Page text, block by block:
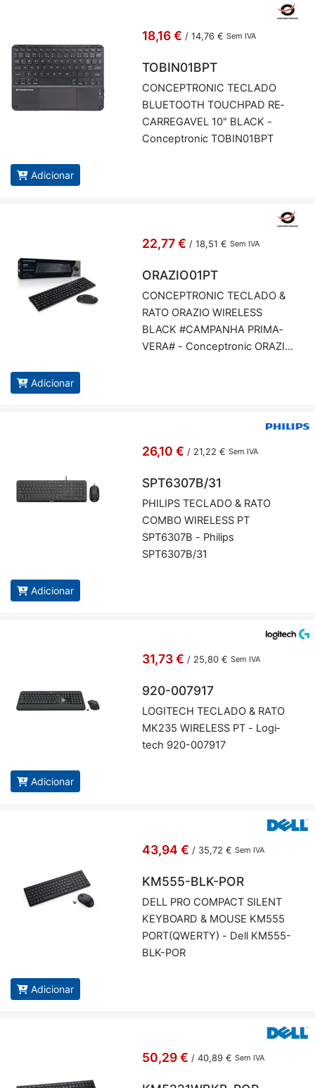
18,16 € / 14,76 € Sem IVA
TOBIN01BPT
CON­CEP­TRONIC TE­CLADO
BLU­E­TOOTH TOU­CHPAD RE­
CAR­RE­GAVEL 10" BLACK -
Con­cep­tronic TO­BIN01BPT
Adicionar
22,77 € / 18,51 € Sem IVA
ORAZIO01PT
CON­CEP­TRONIC TE­CLADO &
RATO ORAZIO WI­RE­LESS
BLACK #CAM­PANHA PRI­MA­
VERA# - Con­cep­tronic ORA­ZI­
Adicionar
26,10 € / 21,22 € Sem IVA
SPT6307B/31
PHI­LIPS TE­CLADO & RATO
COMBO WI­RE­LESS PT
SPT6307B - Phi­lips
SPT6307B/31
Adicionar
31,73 € / 25,80 € Sem IVA
920-007917
LO­GI­TECH TE­CLADO & RATO
MK235 WI­RE­LESS PT - Lo­gi­
tech 920-007917
Adicionar
43,94 € / 35,72 € Sem IVA
KM555-BLK-POR
DELL PRO COM­PACT SI­LENT
KEY­BOARD & MOUSE KM555
PORT(QWERTY) - Dell KM555-
BLK-POR
Adicionar
50,29 € / 40,89 € Sem IVA